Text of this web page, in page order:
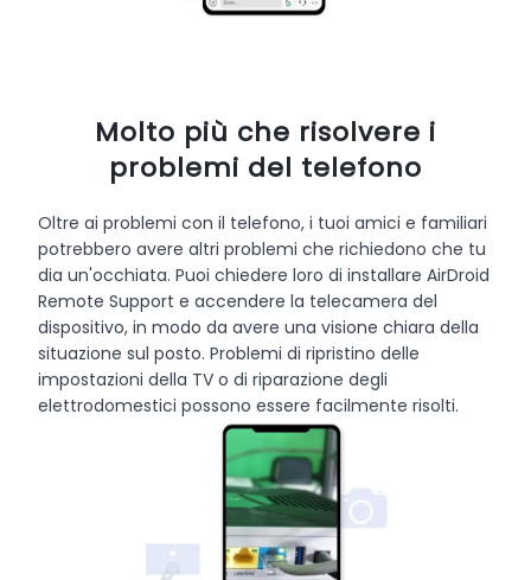
Molto più che risolvere i
problemi del telefono
Oltre ai problemi con il telefono, i tuoi amici e familiari
potrebbero avere altri problemi che richiedono che tu
dia un'occhiata. Puoi chiedere loro di installare AirDroid
Remote Support e accendere la telecamera del
dispositivo, in modo da avere una visione chiara della
situazione sul posto. Problemi di ripristino delle
impostazioni della TV o di riparazione degli
elettrodomestici possono essere facilmente risolti.